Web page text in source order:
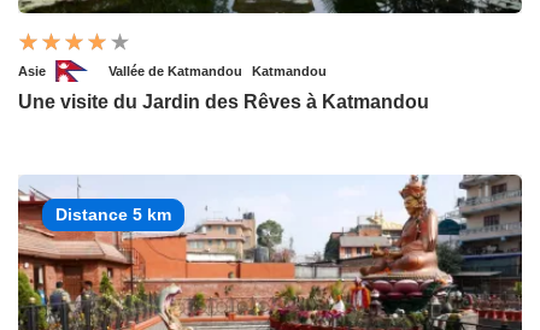
Asie Vallée de Katmandou Katmandou
Une visite du Jardin des Rêves à Katmandou
Distance 5 km